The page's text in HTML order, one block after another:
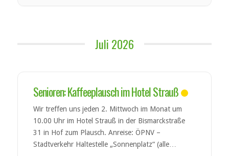
Juli 2026
Senioren: Kaffeeplausch im Hotel Strauß
Wir treffen uns jeden 2. Mittwoch im Monat um
10.00 Uhr im Hotel Strauß in der Bismarckstraße
31 in Hof zum Plausch. Anreise: ÖPNV –
Stadtverkehr Haltestelle „Sonnenplatz“ (alle